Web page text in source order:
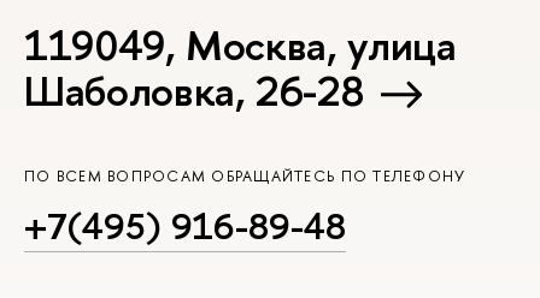
119049, Москва, улица
Шаболовка, 26-28
ПО ВСЕМ ВОПРОСАМ ОБРАЩАЙТЕСЬ ПО ТЕЛЕФОНУ
+7(495) 916-89-48